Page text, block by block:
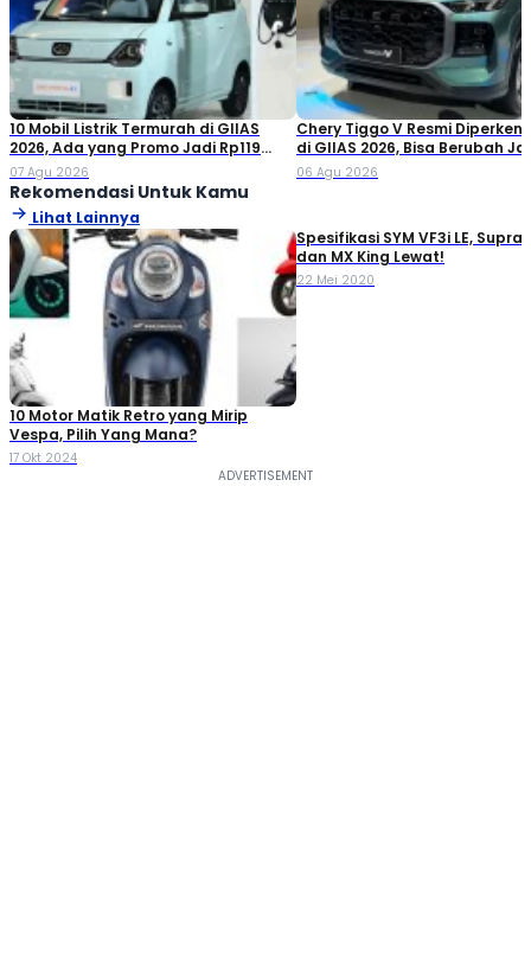
10 Mobil Listrik Termurah di GIIAS
2026, Ada yang Promo Jadi Rp119
Jutaan!
07 Agu 2026
Chery Tiggo V Resmi
di GIIAS 2026, Bisa Berubah
Double Cabin
06 Agu 2026
Rekomendasi Untuk Kamu
Lihat Lainnya
10 Motor Matik Retro yang Mirip
Vespa, Pilih Yang Mana?
17 Okt 2024
Spesifikasi SYM VF3i LE, Supra
dan MX King Lewat!
22 Mei 2020